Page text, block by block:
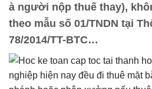
à người nộp thuế thay),
theo mẫu số 01/TNDN tại
78/2014/TT-BTC…